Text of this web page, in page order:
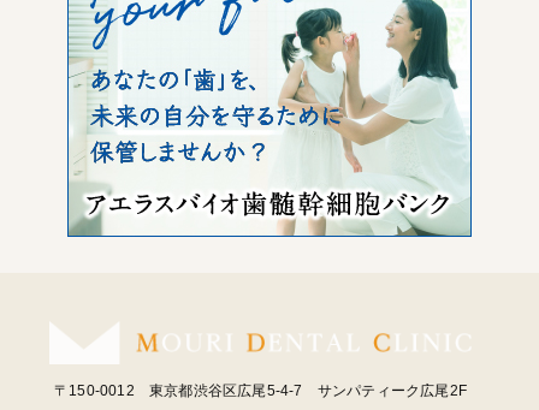
〒150-0012 東京都渋谷区広尾5-4-7 サンパティーク広尾2F